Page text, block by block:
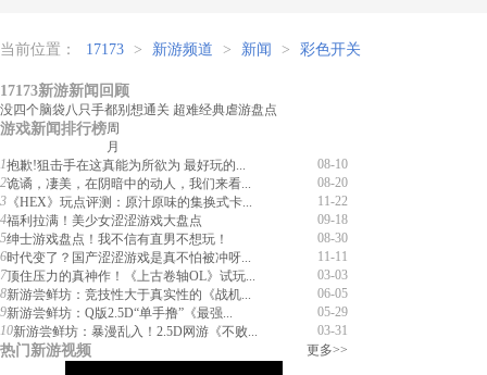
当前位置： 17173 > 新游频道 > 新闻 > 彩色开关
17173新游新闻回顾
没四个脑袋八只手都别想通关 超难经典虐游盘点
游戏新闻排行榜周
月
1
08-10
抱歉!狙击手在这真能为所欲为 最好玩的...
2
08-20
诡谲，凄美，在阴暗中的动人，我们来看...
3
11-22
《HEX》玩点评测：原汁原味的集换式卡...
4
09-18
福利拉满！美少女涩涩游戏大盘点
5
08-30
绅士游戏盘点！我不信有直男不想玩！
6
11-11
时代变了？国产涩涩游戏是真不怕被冲呀...
7
03-03
顶住压力的真神作！《上古卷轴OL》试玩...
8
06-05
新游尝鲜坊：竞技性大于真实性的《战机...
9
05-29
新游尝鲜坊：Q版2.5D“单手撸”《最强...
10
03-31
新游尝鲜坊：暴漫乱入！2.5D网游《不败...
热门新游视频 更多>>